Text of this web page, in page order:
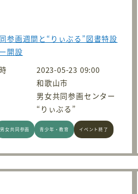
参画週間と“りぃぶる”図書特設
開設
2023-05-23 09:00
和歌山市
男女共同参画センター
“りぃぶる”
男女共同参画 青少年・教育 イベント終了